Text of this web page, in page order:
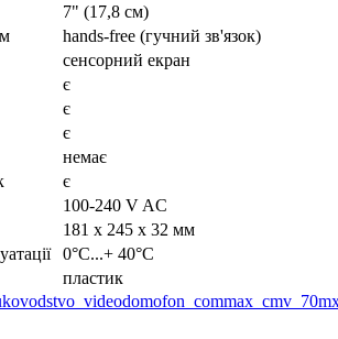
7" (17,8 см)
hands-free (гучний зв'язок)
сенсорний екран
є
є
є
немає
є
100-240 V AC
181 х 245 х 32 мм
0°C...+ 40°C
пластик